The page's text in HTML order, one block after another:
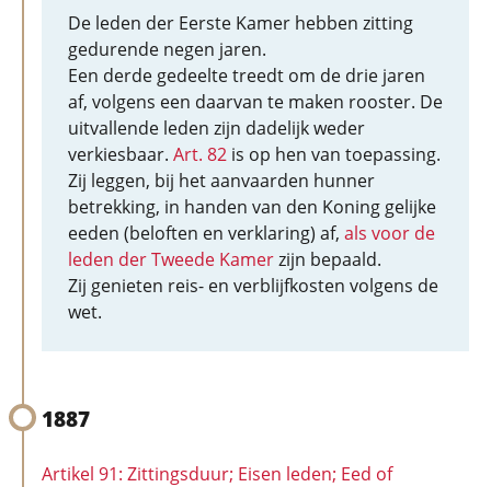
De leden der Eerste Kamer hebben zitting
gedurende negen jaren.
Een derde gedeelte treedt om de drie jaren
af, volgens een daarvan te maken rooster. De
uitvallende leden zijn dadelijk weder
verkiesbaar. Art. 82 is op hen van toepassing.
Zij leggen, bij het aanvaarden hunner
betrekking, in handen van den Koning gelijke
eeden (beloften en verklaring) af, als voor de
leden der Tweede Kamerzijn bepaald.
Zij genieten reis- en verblijfkosten volgens de
wet.
1887
Artikel 91: Zittingsduur; Eisen leden; Eed of